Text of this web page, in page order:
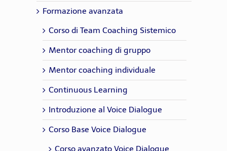
Formazione avanzata
Corso di Team Coaching Sistemico
Mentor coaching di gruppo
Mentor coaching individuale
Continuous Learning
Introduzione al Voice Dialogue
Corso Base Voice Dialogue
Corso avanzato Voice Dialogue